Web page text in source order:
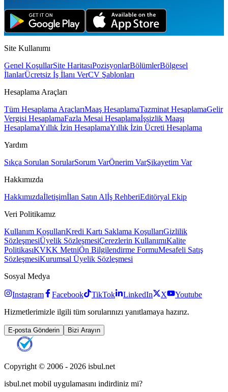
Site Kullanımı
Genel KoşullarSite HaritasıPozisyonlarBölümlerBölgesel
İlanlarÜcretsiz İş İlanı VerCV Şablonları
Hesaplama Araçları
Tüm Hesaplama AraçlarıMaaş HesaplamaTazminat HesaplamaGelir
Vergisi HesaplamaFazla Mesai Hesaplamaİşsizlik Maaşı
HesaplamaYıllık İzin HesaplamaYıllık İzin Ücreti Hesaplama
Yardım
Sıkça Sorulan SorularSorum VarÖnerim VarŞikayetim Var
Hakkımızda
Hakkımızdaİletişimİlan Satın Alİş RehberiEditöryal Ekip
Veri Politikamız
Kullanım KoşullarıKredi Kartı Saklama KoşullarıGizlilik
SözleşmesiÜyelik SözleşmesiÇerezlerin KullanımıKalite
PolitikasıKVKK MetniÖn Bilgilendirme FormuMesafeli Satış
SözleşmesiKurumsal Üyelik Sözleşmesi
Sosyal Medya
Instagram Facebook TikTok LinkedIn X
Youtube
Hizmetlerimizle ilgili tüm sorularınızı yanıtlamaya hazırız.
E-posta Gönderin Bizi Arayın
Copyright © 2006 - 2026 isbul.net
isbul.net mobil uygulamasını indirdiniz mi?